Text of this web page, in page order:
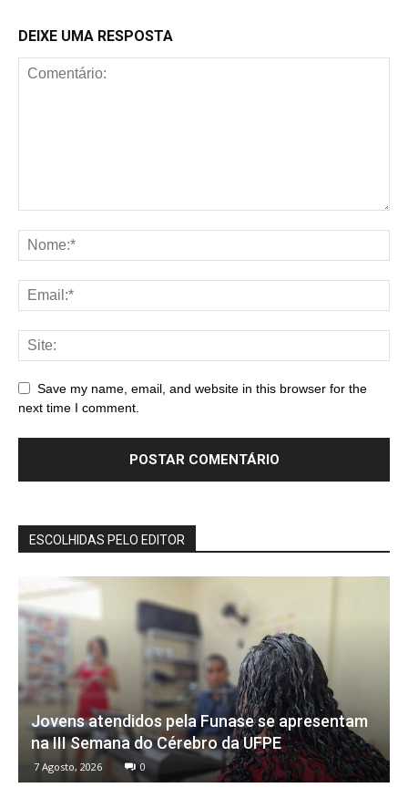
DEIXE UMA RESPOSTA
Save my name, email, and website in this browser for the
next time I comment.
ESCOLHIDAS PELO EDITOR
Jovens atendidos pela Funase se apresentam
na III Semana do Cérebro da UFPE
7 Agosto, 2026 0